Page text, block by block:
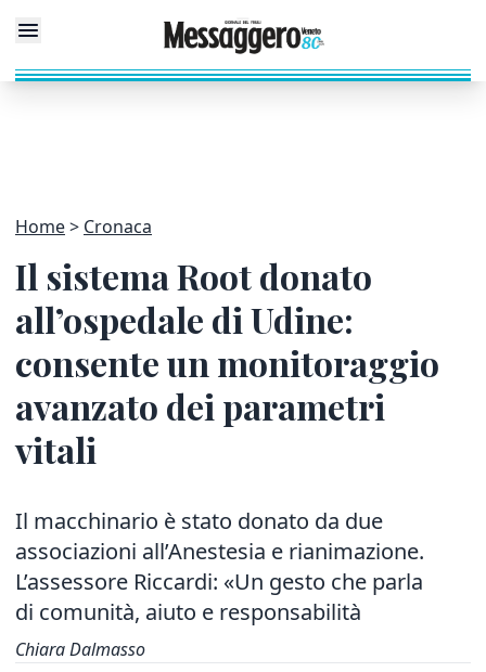
Home Cronaca
Il sistema Root donato
all’ospedale di Udine:
consente un monitoraggio
avanzato dei parametri
vitali
Il macchinario è stato donato da due
associazioni all’Anestesia e rianimazione.
L’assessore Riccardi: «Un gesto che parla
di comunità, aiuto e responsabilità
Chiara Dalmasso